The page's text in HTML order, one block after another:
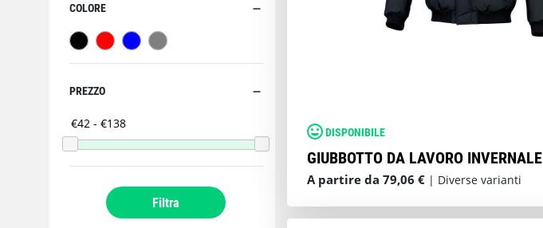
COLORE
PREZZO
Filtra
DISPONIBILE
GIUBBOTTO DA LAVORO INVERNALE
A partire da 79,06 € | Diverse varianti